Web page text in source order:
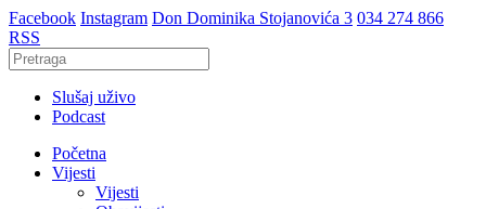
Facebook Instagram Don Dominika Stojanovića 3 034 274 866
RSS
Slušaj uživo
Podcast
Početna
Vijesti
Vijesti